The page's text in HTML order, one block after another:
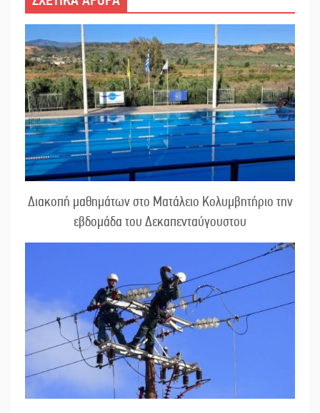
Διακοπή μαθημάτων στο Ματάλειο Κολυμβητήριο την
εβδομάδα του Δεκαπενταύγουστου